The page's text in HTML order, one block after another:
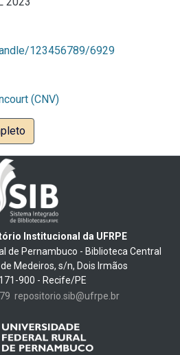
123456789/6929
(CNV)
Institucional da UFRPE
de Pernambuco - Biblioteca Central
Medeiros, s/n, Dois Irmãos
900 - Recife/PE
repositorio.sib@ufrpe.br